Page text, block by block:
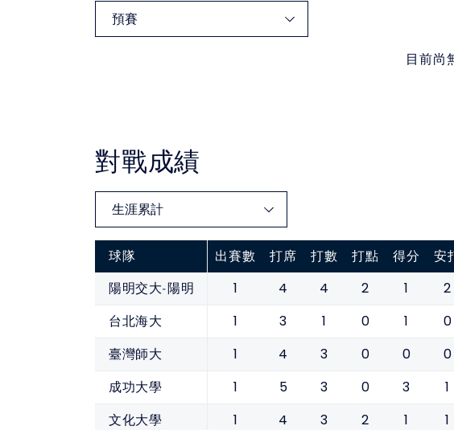
目前尚
對戰成績
球隊 出賽數 打席 打數 打點 得分 安
陽明交大-陽明
1 4 4 2 1 2
台北海大 1 3 1 0 1 0
臺灣師大 1 4 3 0 0 0
成功大學 1 5 3 0 3 1
文化大學 1 4 3 2 1 1